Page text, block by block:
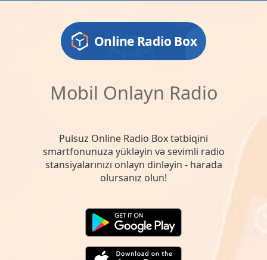
Online Radio Box
Mobil Onlayn Radio
Pulsuz Online Radio Box tətbiqini
smartfonunuza yükləyin və sevimli radio
stansiyalarınızı onlayn dinləyin - harada
olursanız olun!